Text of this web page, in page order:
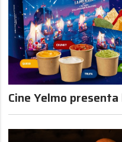
Cine Yelmo